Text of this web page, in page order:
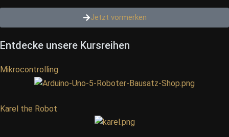
Jetzt vormerken
Entdecke unsere Kursreihen
Mikrocontrolling
Karel the Robot